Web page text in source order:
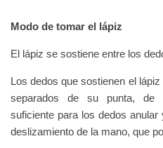
Modo de tomar el lápiz
El lápiz se sostiene entre los
Los dedos que sostienen el
separados de su punta, de
suficiente para los dedos
deslizamiento de la mano, que